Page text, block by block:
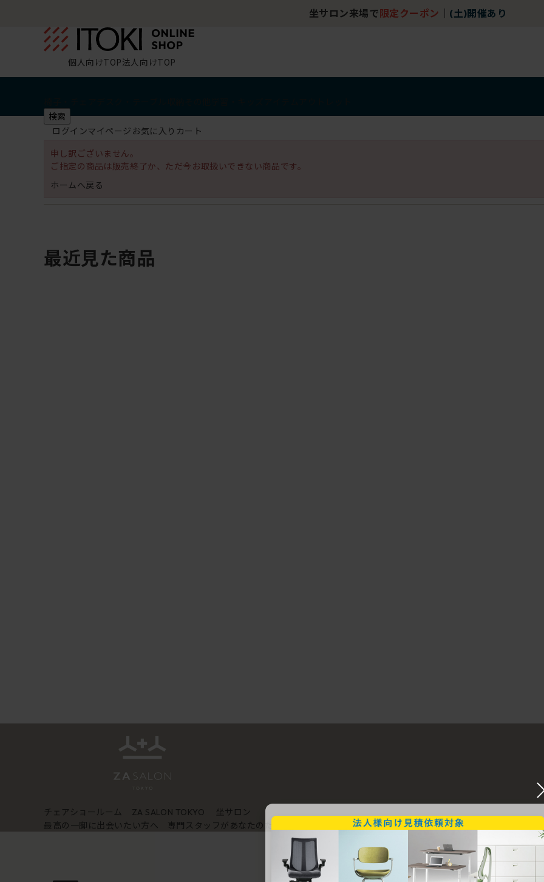
坐サロン来場で 限定クーポン (土)開催あり
個人向けTOP法人向けTOP
検索
ログインマイページ お気に入り カート
申し訳ございません。
ご指定の商品は販売終了か、ただ今お取扱いできない商品です。
ホームへ戻る
最近見た商品
チェアショールーム ZA SALON TOKYO
坐サロン
最高の一脚に出会いたい方へ 専門スタッフがあなたのための椅子選びをサポートいたします。